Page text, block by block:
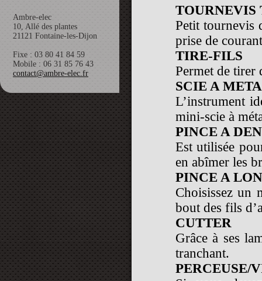
Ambre-elec
10, Allé des plantes
21121 Fontaine-les-Dijon
Fixe : 03 80 41 84 59
Mobile : 06 31 85 76 43
contact@ambre-elec.fr
TOURNEVIS
Petit tournevis
prise de
TIRE-FILS
Permet de tirer
SCIE A
L’instrument
mini-scie à
PINCE A
Est utilisée
en abîmer les
PINCE A
Choisissez un
bout des fils
CUTTER
Grâce à ses
tranchant.
PERCEUSE/